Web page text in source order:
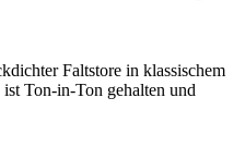
Faltstore in klassischem
Ton-in-Ton gehalten und